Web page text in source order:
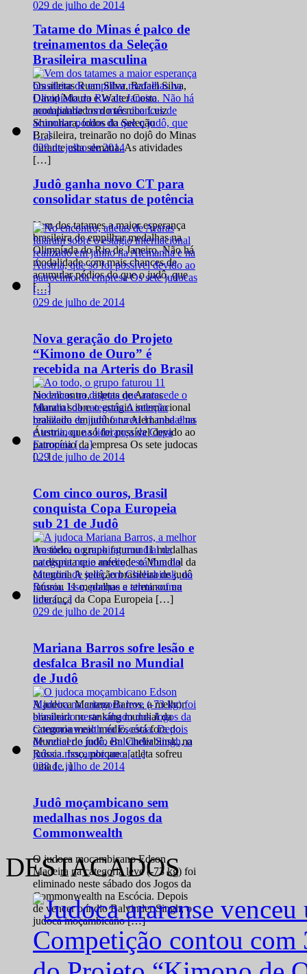
029 de julho de 2014
Tatame do Minas é palco de
treinamentos da Seleção
Brasileira masculina
Os atletas Ruan Silva, Rafael Silva,
David Moura e Walter Costa
acompanhados do técnico Luiz
Shinohara, todos da Seleção
Brasileira, treinarão no dojô do Minas
durante esta semana. As atividades
[…]
029 de julho de 2014
Judô ganha novo CT para
consolidar status de potência
Vem dos tatames a maior esperança
brasileira de empilhar medalhas na
Olimpíada do Rio de Janeiro. Não há
modalidade com mais chances de
acumular pódios do que o judô, que
[…]
029 de julho de 2014
Nova geração do Projeto
“Kimono de Ouro” é
recebida na Arteris do Brasil
No encontro, atletas de Araras
falaram sobre o estágio internacional
realizado em junho na Alemanha e na
Áustria, que só foi possível devido ao
patrocínio da empresa Os sete judocas
[…]
029 de julho de 2014
Com cinco ouros, Brasil
conquista Copa Europeia
sub 21 de Judô
Ao todo, o grupo faturou 11 medalhas
na disputa que antecede o Mundial da
categoria A seleção brasileira de judô
faturou 11 medalhas e terminou na
liderança da Copa Europeia […]
029 de julho de 2014
Mariana Barros sofre lesão e
desfalca Brasil no Mundial
de Judô
A judoca Mariana Barros, a melhor
brasileira no ranking mundial da
categoria meio médio, está fora do
Mundial de judô, em Cheliabinsk, na
Rússia. Isso, porque a atleta sofreu
uma […]
028 de julho de 2014
Judô moçambicano sem
medalhas nos Jogos da
Commonwealth
O judoca moçambicano Edson
Madeira na categoria leve (-73 kg) foi
eliminado neste sábado dos Jogos da
Commonwealth na Escócia. Depois
de vencer o índio Balvinder Singh, o
judoca moçambicano […]
DESTACADOS